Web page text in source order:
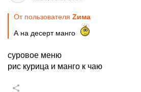
От пользователя Zима
А на десерт манго
суровое меню
рис курица и манго к чаю